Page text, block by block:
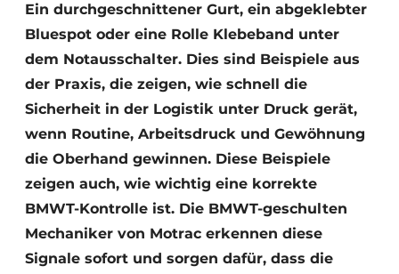
Ein durchgeschnittener Gurt, ein abgeklebter
Bluespot oder eine Rolle Klebeband unter
dem Notausschalter. Dies sind Beispiele aus
der Praxis, die zeigen, wie schnell die
Sicherheit in der Logistik unter Druck gerät,
wenn Routine, Arbeitsdruck und Gewöhnung
die Oberhand gewinnen. Diese Beispiele
zeigen auch, wie wichtig eine korrekte
BMWT-Kontrolle ist. Die BMWT-geschulten
Mechaniker von Motrac erkennen diese
Signale sofort und sorgen dafür, dass die